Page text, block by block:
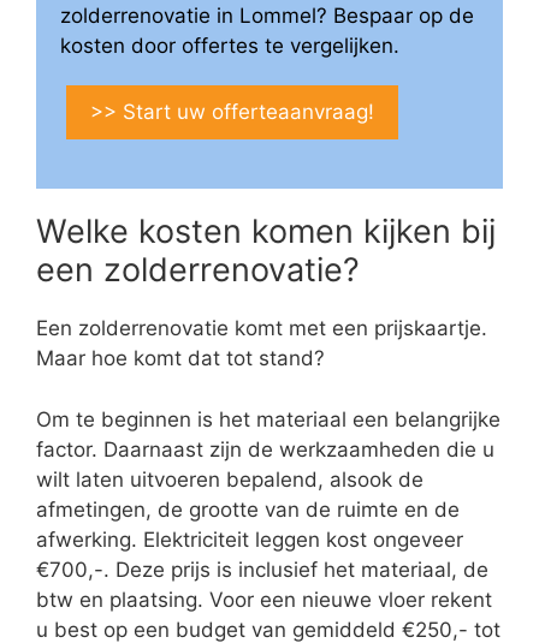
zolderrenovatie in Lommel? Bespaar op de
kosten door offertes te vergelijken.
>> Start uw offerteaanvraag!
Welke kosten komen kijken bij
een zolderrenovatie?
Een zolderrenovatie komt met een prijskaartje.
Maar hoe komt dat tot stand?
Om te beginnen is het materiaal een belangrijke
factor. Daarnaast zijn de werkzaamheden die u
wilt laten uitvoeren bepalend, alsook de
afmetingen, de grootte van de ruimte en de
afwerking. Elektriciteit leggen kost ongeveer
€700,-. Deze prijs is inclusief het materiaal, de
btw en plaatsing. Voor een nieuwe vloer rekent
u best op een budget van gemiddeld €250,- tot